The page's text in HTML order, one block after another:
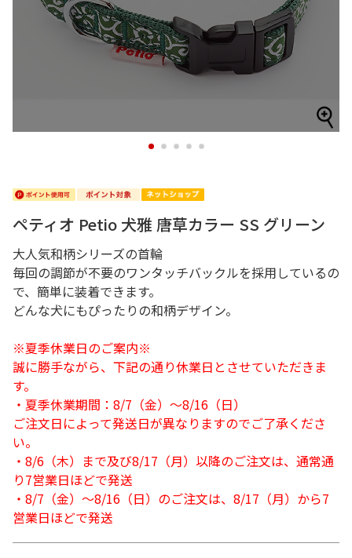
1 2 3 4 5
ペティオ Petio 犬雅 唐草カラー SS グリーン
大人気和柄シリーズの首輪
毎回の調節が不要のワンタッチバックルを採用しているの
で、簡単に装着できます。
どんな犬にもぴったりの和柄デザイン。
※夏季休業日のご案内※
誠に勝手ながら、下記の通り休業日とさせていただきま
す。
・夏季休業期間：8/7（金）～8/16（日）
ご注文日によって発送日が異なりますのでご了承くださ
い。
・8/6（木）まで及び8/17（月）以降のご注文は、通常通
り7営業日ほどで発送
・8/7（金）～8/16（日）のご注文は、8/17（月）から7
営業日ほどで発送